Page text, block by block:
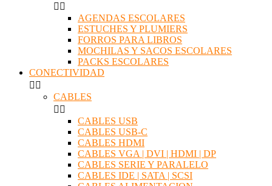
 
AGENDAS ESCOLARES
ESTUCHES Y PLUMIERS
FORROS PARA LIBROS
MOCHILAS Y SACOS ESCOLARES
PACKS ESCOLARES
CONECTIVIDAD
 
CABLES
 
CABLES USB
CABLES USB-C
CABLES HDMI
CABLES VGA | DVI | HDMI | DP
CABLES SERIE Y PARALELO
CABLES IDE | SATA | SCSI